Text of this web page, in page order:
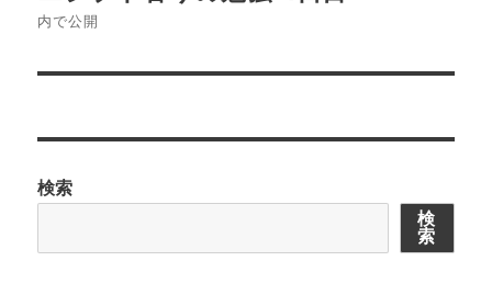
稿
ゲ
ー
内で公開
検索
検
索